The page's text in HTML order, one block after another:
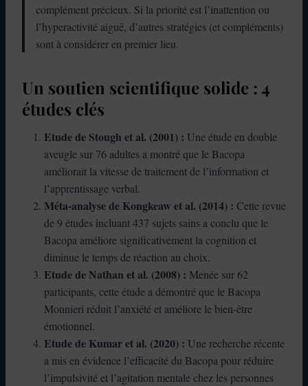
complément précieux. Si la priorité est l’inattention ou
l’hyperactivité aiguë, d’autres stratégies (et compléments)
sont à considérer en premier lieu.
Un soutien scientifique solide : 4
études clés
Etude de Stough et al. (2001) : Une étude en double
aveugle sur 76 adultes a montré que le Bacopa
améliorait la vitesse de traitement de l’information et
l’apprentissage verbal.
Méta-analyse de Kongkeaw et al. (2014) : Cette revue
de 9 études incluant 437 sujets sains a conclu que le
Bacopa améliore significativement la cognition et
diminue le temps de réaction au choix.
Etude de Nathan et al. (2008) : Menée sur 62
participants, cette étude a démontré que le Bacopa
Monnieri réduit l’anxiété et améliore le bien-être
émotionnel.
Etude de Kumar et al. (2020) : Une recherche récente
a mis en évidence l’efficacité du Bacopa pour réduire
l’impulsivité et l’agitation mentale chez les personnes